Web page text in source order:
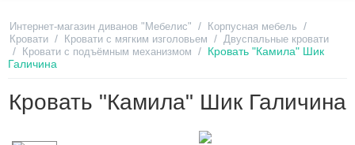
Интернет-магазин диванов "Мебелис" / Корпусная мебель /
Кровати / Кровати с мягким изголовьем / Двуспальные кровати
/ Кровати с подъёмным механизмом / Кровать "Камила" Шик
Галичина
Кровать "Камила" Шик Галичина